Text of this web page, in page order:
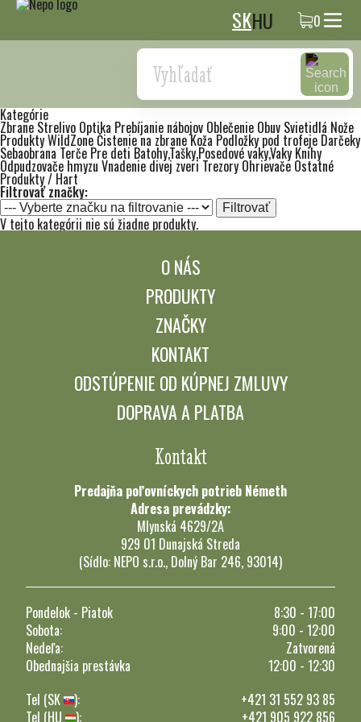
SKHU 0
Search
Kategórie
Zbrane Strelivo Optika Prebíjanie nábojov Oblečenie Obuv Svietidlá Nože
Produkty WildZoneČistenie na zbraneKoža Podložky pod trofeje Darčeky
Sebaobrana Terče Pre deti Batohy,Tašky,Posedové vaky,Vaky Knihy
Odpudzovače hmyzu Vnadenie divej zveri Trezory Ohrievače Ostatné
Produkty / Hart
Filtrovať značky:
Filtrovať
V tejto kategórii nie sú žiadne produkty.
O NÁS
PRODUKTY
ZNAČKY
KONTAKT
ODSTÚPENIE OD KÚPNEJ ZMLUVY
DOPRAVA A PLATBA
Kontakt
Predajňa poľovníckych potrieb Németh
Adresa prevádzky:
Mlynská 4629/2A
929 01 Dunajská Streda
(Sídlo: NEPO s.r.o., Dolný Bar 246, 93014)
Pondelok - Piatok
8:30 - 17:00
Sobota:
9:00 - 12:00
Nedeľa:
Zatvorená
Obednajšia prestávka
12:00 - 12:30
Tel (SK
):
+421 31 552 93 85
Tel (HU
): +421 905 922 856